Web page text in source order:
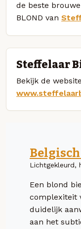
de beste
BLOND van
Steffelaar
Bekijk de
Lichtgekleurd,
Een blond
complexiteit
duidelijk
aan het